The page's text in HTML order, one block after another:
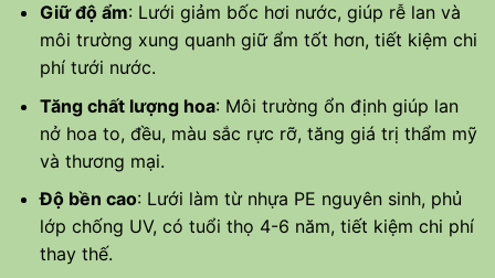
Giữ độ ẩm: Lưới giảm bốc hơi nước, giúp rễ lan và
môi trường xung quanh giữ ẩm tốt hơn, tiết kiệm chi
phí tưới nước.
Tăng chất lượng hoa: Môi trường ổn định giúp lan
nở hoa to, đều, màu sắc rực rỡ, tăng giá trị thẩm mỹ
và thương mại.
Độ bền cao: Lưới làm từ nhựa PE nguyên sinh, phủ
lớp chống UV, có tuổi thọ 4-6 năm, tiết kiệm chi phí
thay thế.